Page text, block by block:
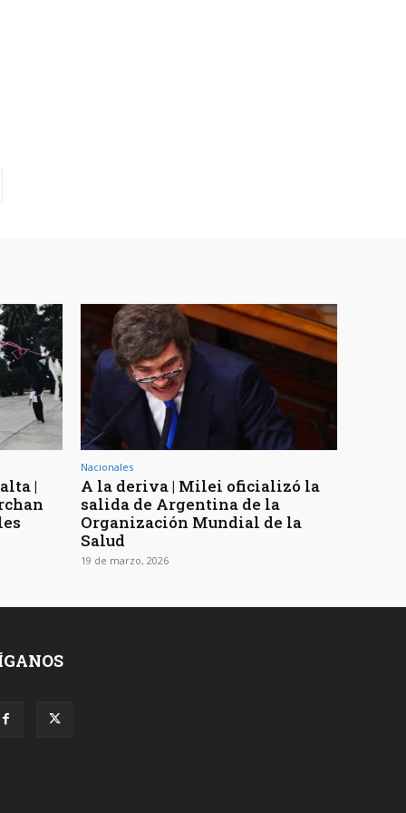
|
Nacionales
A la deriva | Milei oficializó la
salida de Argentina de la
Organización Mundial de la
Salud
19 de marzo, 2026